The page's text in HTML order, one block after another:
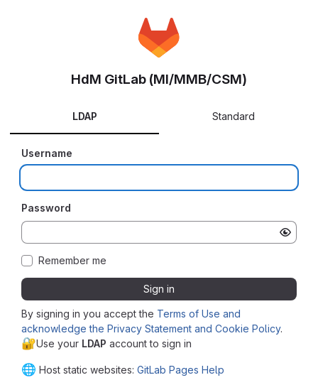
🔐Use your LDAP account to sign in
🌐 Host static websites: GitLab Pages Help
HdM GitLab (MI/MMB/CSM)
LDAP Standard
Username
Password
Remember me
Sign in
By signing in you accept the Terms of Use and
acknowledge the Privacy Statement and Cookie Policy.